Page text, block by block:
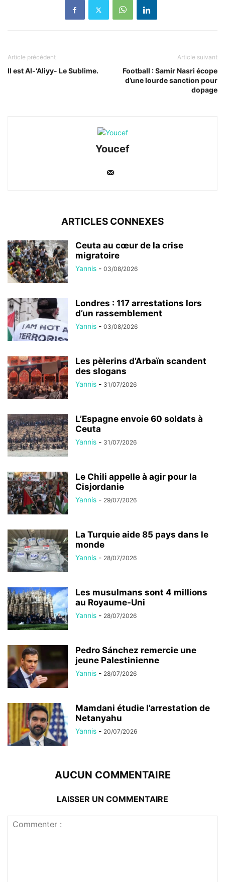
Article précédent
Il est Al-‘Aliyy- Le Sublime.
Article suivant
Football : Samir Nasri écope
d’une lourde sanction pour
dopage
Youcef
ARTICLES CONNEXES
Ceuta au cœur de la crise
migratoire
Yannis - 03/08/2026
Londres : 117 arrestations lors
d’un rassemblement
Yannis - 03/08/2026
Les pèlerins d’Arbaïn scandent
des slogans
Yannis - 31/07/2026
L’Espagne envoie 60 soldats à
Ceuta
Yannis - 31/07/2026
Le Chili appelle à agir pour la
Cisjordanie
Yannis - 29/07/2026
La Turquie aide 85 pays dans le
monde
Yannis - 28/07/2026
Les musulmans sont 4 millions
au Royaume-Uni
Yannis - 28/07/2026
Pedro Sánchez remercie une
jeune Palestinienne
Yannis - 28/07/2026
Mamdani étudie l’arrestation de
Netanyahu
Yannis - 20/07/2026
AUCUN COMMENTAIRE
LAISSER UN COMMENTAIRE